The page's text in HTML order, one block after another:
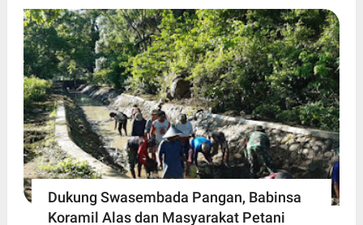
Dukung Swasembada Pangan, Babinsa
Koramil Alas dan Masyarakat Petani